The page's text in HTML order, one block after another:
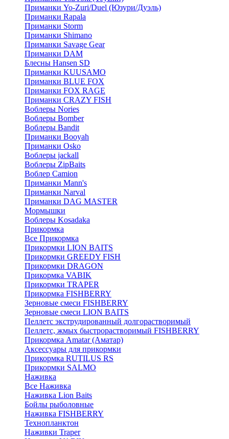
Приманки Yo-Zuri/Duel (Юзури/Дуэль)
Приманки Rapala
Приманки Storm
Приманки Shimano
Приманки Savage Gear
Приманки DAM
Блесны Hansen SD
Приманки KUUSAMO
Приманки BLUE FOX
Приманки FOX RAGE
Приманки CRAZY FISH
Воблеры Nories
Воблеры Bomber
Воблеры Bandit
Приманки Booyah
Приманки Osko
Воблеры jackall
Воблеры ZipBaits
Воблер Camion
Приманки Mann's
Приманки Narval
Приманки DAG MASTER
Мормышки
Воблеры Kosadaka
Прикормка
Все Прикормка
Прикормки LION BAITS
Прикормки GREEDY FISH
Прикормки DRAGON
Прикормка VABIK
Прикормки TRAPER
Прикормка FISHBERRY
Зерновые смеси FISHBERRY
Зерновые смеси LION BAITS
Пеллетс экструдированный долгорастворимый
Пеллетс, жмых быстрорастворимый FISHBERRY
Прикормка Amatar (Аматар)
Аксессуары для прикормки
Прикормка RUTILUS RS
Прикормки SALMO
Наживка
Все Наживка
Наживка Lion Baits
Бойлы рыболовные
Наживка FISHBERRY
Технопланктон
Наживки Traper